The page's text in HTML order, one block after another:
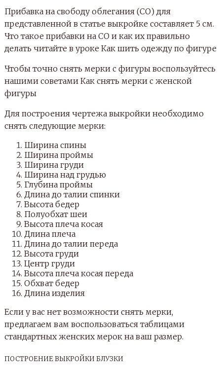
Прибавка на свободу облегания (СО) для
представленной в статье выкройке составляет 5 см.
Что такое прибавки на СО и как их правильно
делать читайте в уроке Как шить одежду по фигуре
Чтобы точно снять мерки с фигуры воспользуйтесь
нашими советами Как снять мерки с женской
фигуры
Для построения чертежа выкройки необходимо
снять следующие мерки:
Ширина спины
Ширина проймы
Ширина груди
Ширина над грудью
Глубина проймы
Длина до талии спинки
Высота бедер
Полуобхат шеи
Высота плеча косая
Длина плеча
Длина до талии переда
Высота груди
Центр груди
Высота плеча косая переда
Обхват бедер
Длина изделия
Если у вас нет возможности снять мерки,
предлагаем вам воспользоваться таблицами
стандартных женских мерок на ваш размер.
ПОСТРОЕНИЕ ВЫКРОЙКИ БЛУЗКИ